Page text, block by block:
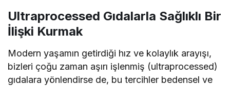
Ultraprocessed Gıdalarla Sağlıklı Bir
İlişki Kurmak
Modern yaşamın getirdiği hız ve kolaylık arayışı,
bizleri çoğu zaman aşırı işlenmiş (ultraprocessed)
gıdalara yönlendirse de, bu tercihler bedensel ve